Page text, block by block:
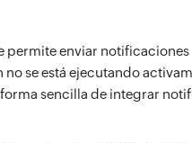
permite enviar
se está ejecutando
sencilla de integrar